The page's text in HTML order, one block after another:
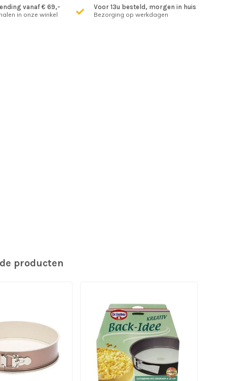
vanaf € 69,-
in onze winkel
Voor 13u besteld, morgen in huis
Bezorging op werkdagen
producten